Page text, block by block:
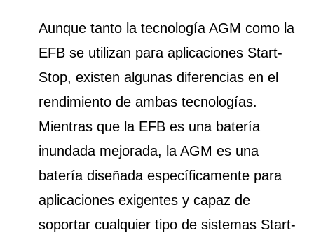
Aunque tanto la tecnología AGM como la
EFB se utilizan para aplicaciones Start-
Stop, existen algunas diferencias en el
rendimiento de ambas tecnologías.
Mientras que la EFB es una batería
inundada mejorada, la AGM es una
batería diseñada específicamente para
aplicaciones exigentes y capaz de
soportar cualquier tipo de sistemas Start-